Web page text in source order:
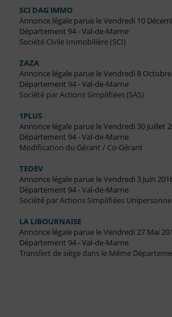
SCI DAG IMMO
Annonce légale parue le Vendredi 10
Département 94 - Val-de-Marne
Société Civile Immobilière (SCI)
ZAZA
Annonce légale parue le Vendredi 8 Octobre
Département 94 - Val-de-Marne
Société par Actions Simplifiées (SAS)
1PLUS
Annonce légale parue le Vendredi 30 Juillet
Département 94 - Val-de-Marne
Modification du Gérant / Co-Gérant
TEDEV
Annonce légale parue le Vendredi 3 Juin
Département 94 - Val-de-Marne
Société par Actions Simplifiées
LA LIBOURNAISE
Annonce légale parue le Vendredi 27 Mai
Département 94 - Val-de-Marne
Transfert de siège dans le Même